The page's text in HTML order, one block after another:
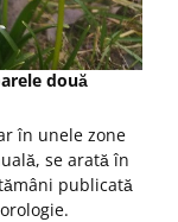
două
în unele zone
se arată în
publicată